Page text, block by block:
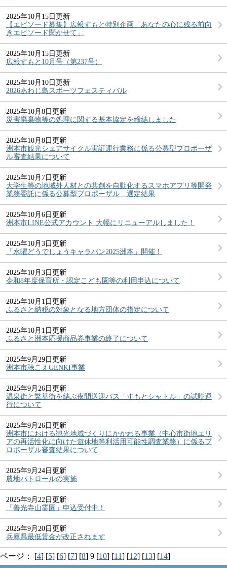
2025年10月15日更新
【エピソード募集】広報すもと特別企画「あなたの心に残る前向
きエピソード聞かせて」
2025年10月15日更新
広報すもと10月号（第237号）
2025年10月10日更新
2026あわじ島スポーツフェスティバル
2025年10月8日更新
災害廃棄物等の処理に関する基本協定を締結しました
2025年10月8日更新
洲本市観光シェアサイクル実証運行業務に係る公募型プロポーザ
ル審査結果について
2025年10月7日更新
大学生等の地域外人材との共創を自動化するスマホアプリ等開発
業務委託に係る公募型プロポーザル 選定結果
2025年10月6日更新
洲本市LINE公式アカウント 大幅にリニューアルしました！
2025年10月3日更新
「水曜どうでしょうキャラバン2025洲本」開催！
2025年10月3日更新
令和8年度保育所・認定こども園等の利用申込について
2025年10月1日更新
ふるさと納税の対象となる地方団体の指定について
2025年10月1日更新
ふるさと洲本応援商品券事業の終了について
2025年9月29日更新
洲本市聴こえGENKI事業
2025年9月26日更新
温泉街と繁華街を結ぶ夜間送迎バス「すもとシャトル」の試験運
行について
2025年9月26日更新
洲本市における観光地域づくりにかかわる事業（中心市街地エリ
アの再活性化に向けた遊休地等利活用可能性調査業務）に係るプ
ロポーザル審査結果について
2025年9月24日更新
農地パトロールの実施
2025年9月22日更新
「善光寺山霊園」申込受付中！
2025年9月20日更新
兵庫県最低賃金が改正されます
ページ： [4] [5] [6] [7] [8] 9 [10] [11] [12] [13] [14]